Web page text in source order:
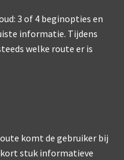
3 of 4 beginopties en
informatie. Tijdens
welke route er is
komt de gebruiker bij
stuk informatieve